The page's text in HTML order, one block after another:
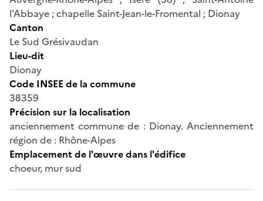
l'Abbaye ; chapelle Saint-Jean-le-Fromental ; Dionay
Canton
Le Sud Grésivaudan
Lieu-dit
Dionay
Code INSEE de la commune
38359
Précision sur la localisation
anciennement commune de : Dionay. Anciennement
région de : Rhône-Alpes
Emplacement de l'œuvre dans l'édifice
choeur, mur sud